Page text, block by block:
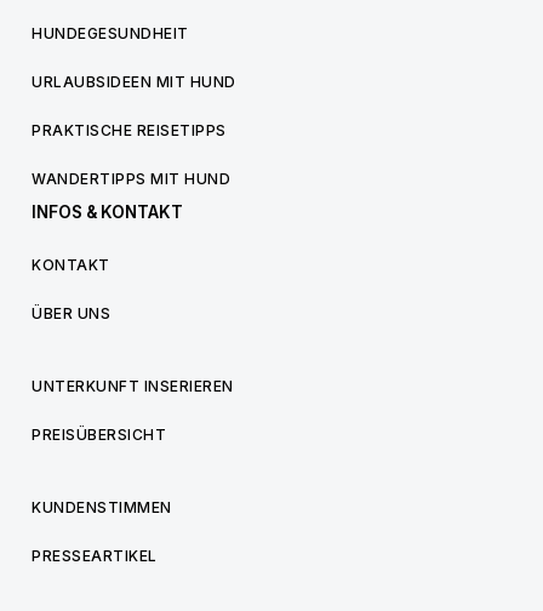
HUNDEGESUNDHEIT
URLAUBSIDEEN MIT HUND
PRAKTISCHE REISETIPPS
WANDERTIPPS MIT HUND
INFOS & KONTAKT
KONTAKT
ÜBER UNS
UNTERKUNFT INSERIEREN
PREISÜBERSICHT
KUNDENSTIMMEN
PRESSEARTIKEL